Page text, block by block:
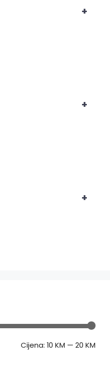
+
+
+
Cijena: 10 KM — 20 KM